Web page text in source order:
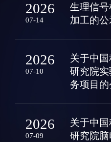
实验动物管理
分析测试中心
实验室建设与管理
生物安全管理
2026
07-14
生理信
加工的
2026
07-10
关于中
研究院
务项目
2026
07-09
关于中
研究院